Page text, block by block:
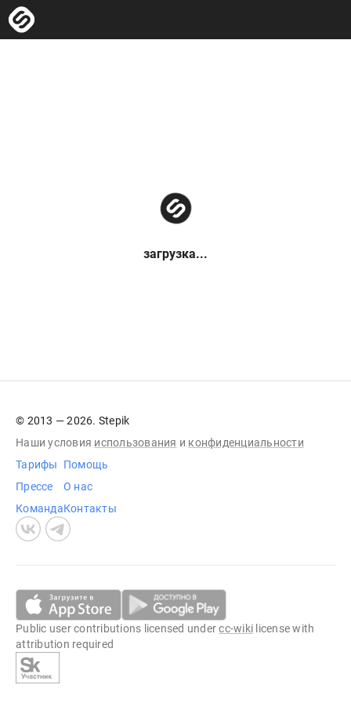
загрузка...
© 2013 — 2026. Stepik
Наши условия использования и конфиденциальности
Тарифы
Прессе
Команда
Помощь
О нас
Контакты
Public user contributions licensed undercc-wiki license with
attribution required